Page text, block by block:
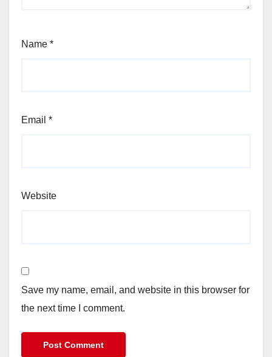
Name *
Email *
Website
Save my name, email, and website in this browser for
the next time I comment.